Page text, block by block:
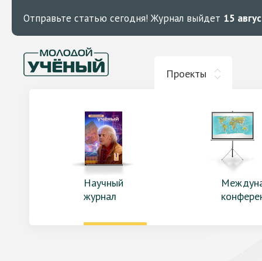
Отправьте статью сегодня! Журнал выйдет 15
Проекты
Научный
журнал